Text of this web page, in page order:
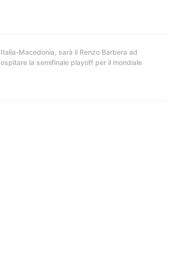
Italia-Macedonia, sarà il Renzo Barbera ad
ospitare la semifinale playoff per il mondiale